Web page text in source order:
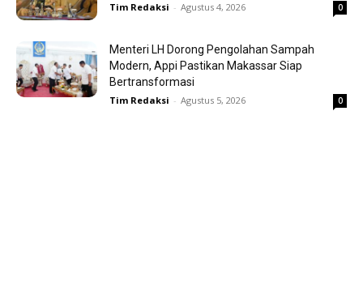
Tim Redaksi - Agustus 4, 2026 0
Menteri LH Dorong Pengolahan Sampah
Modern, Appi Pastikan Makassar Siap
Bertransformasi
Tim Redaksi - Agustus 5, 2026 0